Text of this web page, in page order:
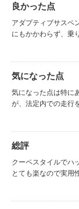
良かった点
アダプティブサスペ
にもかかわらず、乗
に設定するとだいぶ
低回転からあるので
や弱い点ですが、小
気になった点
気になった点は特に
が、法定内での走行
すればターボエンジ
総評
クーペスタイルでハ
とても楽なので実用性があり、
れば、バランスに優れ